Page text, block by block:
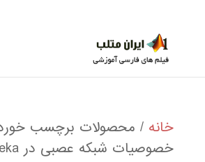
خانه / محصولات برچسب
خصوصیات شبکه عصبی در weka”